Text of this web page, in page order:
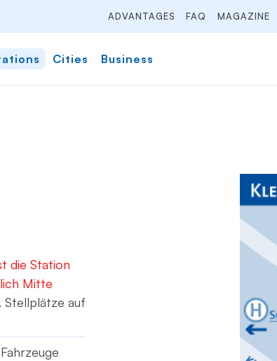
ADVANTAGES FAQ MAGAZINE
Cities Business
die Station
Mitte
Stellplätze auf